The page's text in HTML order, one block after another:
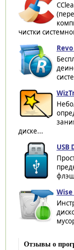
чистки
диске...
USB
Отзывы о